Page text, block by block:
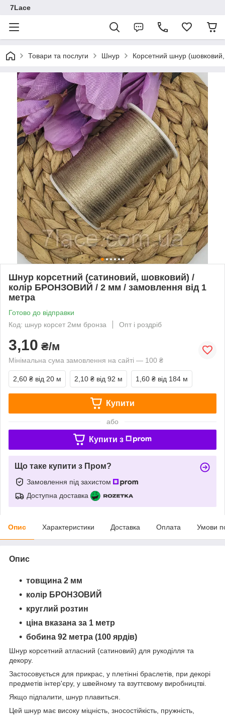
7Lace
Товари та послуги Шнур Корсетний шнур
Шнур корсетний (сатиновий, шовковий) /
колір БРОНЗОВИЙ / 2 мм / замовлення від 1
метра
Готово до відправки
Код: шнур корсет 2мм бронза
Опт і роздріб
3,10 ₴/м
Мінімальна сума замовлення на сайті — 100 ₴
2,60 ₴ від 20 м 2,10 ₴ від 92 м 1,60 ₴ від 184 м
Купити
або
Купити з
Що таке купити з Пром?
Замовлення під захистом
Доступна доставка
Опис Характеристики Доставка Оплата Умови
Опис
товщина 2 мм
колір БРОНЗОВИЙ
круглий розтин
ціна вказана за 1 метр
бобина 92 метра (100 ярдів)
Шнур корсетний атласний (сатиновий) для рукоділля та
декору.
Застосовується для прикрас, у плетінні браслетів, при декорі
предметів інтер'єру, у швейному та взуттєвому виробництві.
Якщо підпалити, шнур плавиться.
Цей шнур має високу міцність, зносостійкість, пружність,